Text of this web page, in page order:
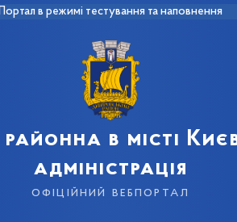
в режимі тестування та наповнення
в місті
адміністрація
офіційний вебпортал